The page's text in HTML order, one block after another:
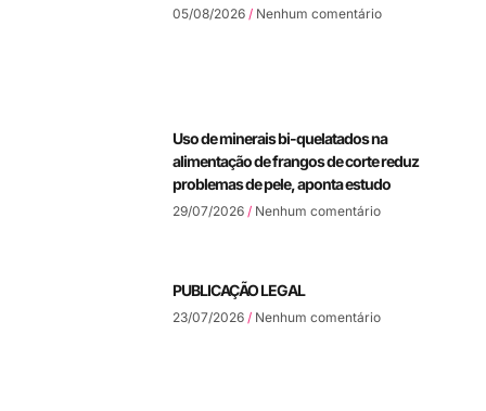
05/08/2026 Nenhum comentário
Uso de minerais bi-quelatados na
alimentação de frangos de corte reduz
problemas de pele, aponta estudo
29/07/2026 Nenhum comentário
PUBLICAÇÃO LEGAL
23/07/2026 Nenhum comentário